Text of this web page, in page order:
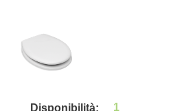
Disponibilità: 1